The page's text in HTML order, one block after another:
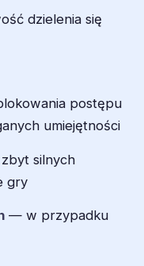
dzielenia się
postępu
umiejętności
silnych
gry
— w przypadku